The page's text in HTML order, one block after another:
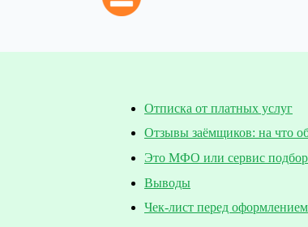
Отписка от платных услуг
Отзывы заёмщиков: на что
Это МФО или сервис
Выводы
Чек-лист перед оформлением